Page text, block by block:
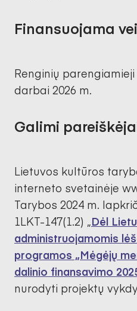
Finansuojama
Renginių
darbai 2026 m.
Galimi
Lietuvos kultūros
interneto svetainėje
Tarybos 2024 m.
1LKT-147(1.2) „Dėl
administruojamomis
programos „Mėgėjų
dalinio finansavimo
nurodyti projektų